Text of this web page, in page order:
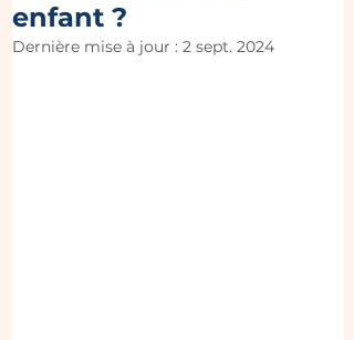
enfant ?
Dernière mise à jour : 2 sept. 2024